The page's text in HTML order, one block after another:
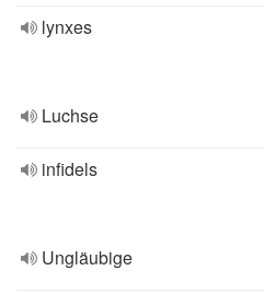
lynxes
Luchse
infidels
Ungläubige